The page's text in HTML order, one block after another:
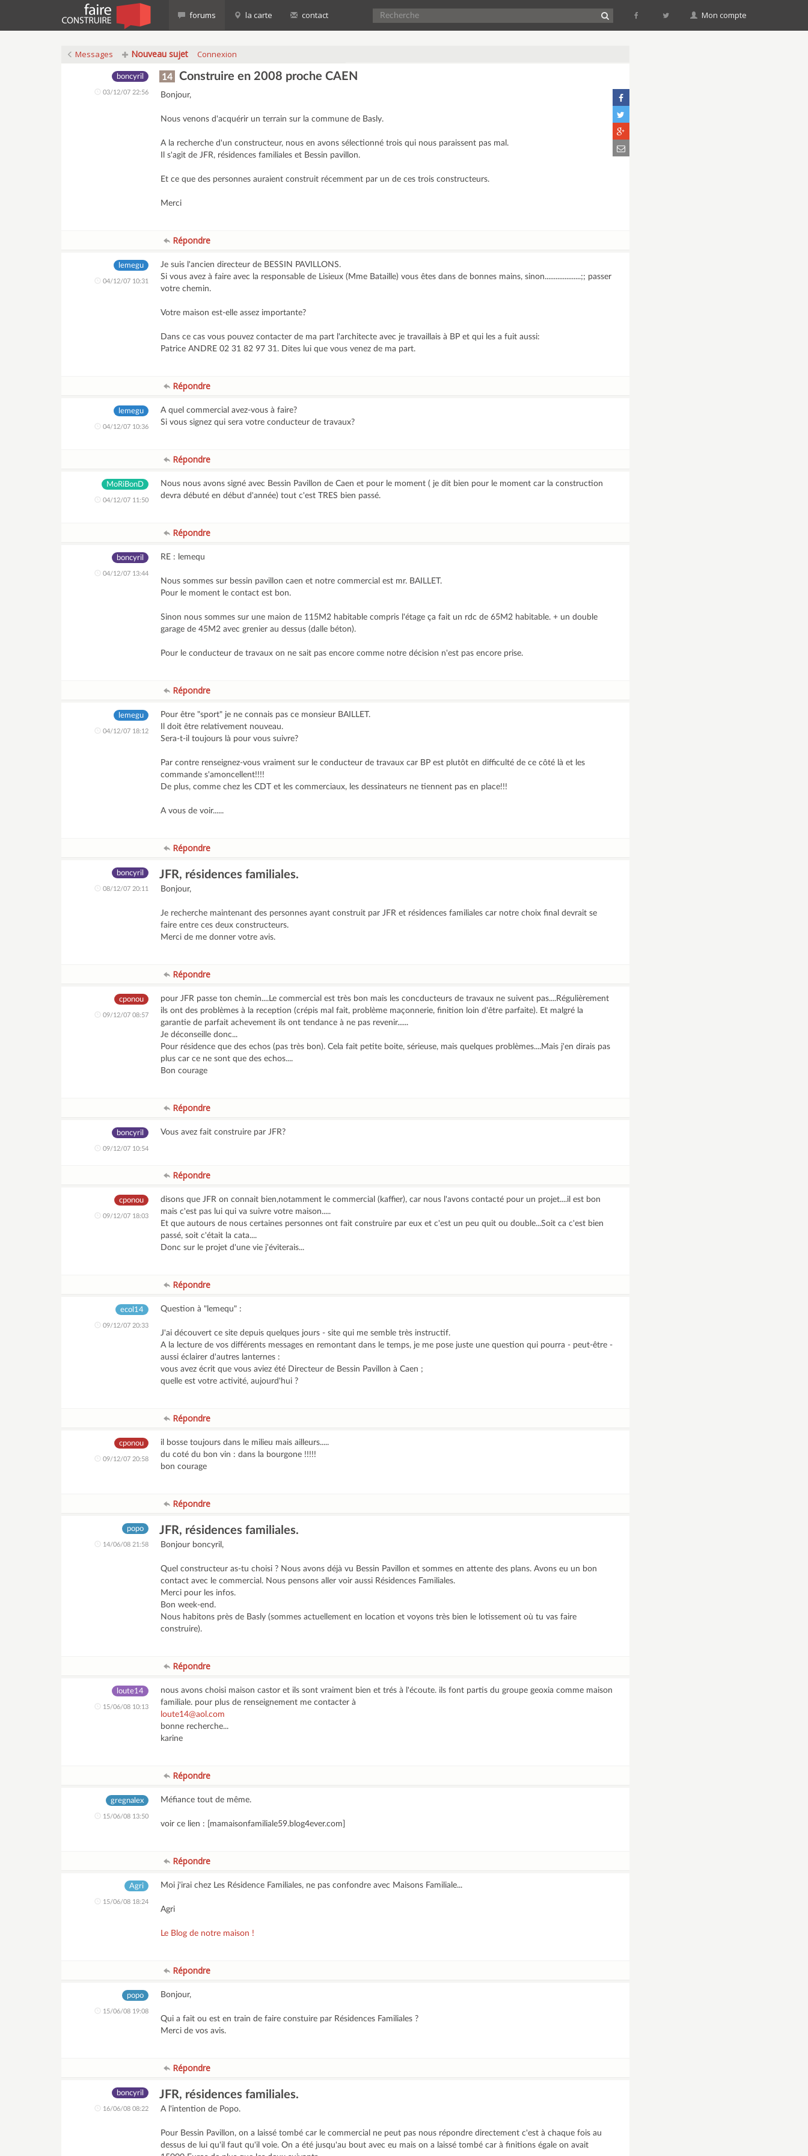
forums la carte contact Mon compte
Messages Nouveau sujet Connexion
boncyril
03/12/07 22:56
14 Construire en 2008 proche CAEN
Bonjour,
Nous venons d'acquérir un terrain sur la commune de Basly.
A la recherche d'un constructeur, nous en avons sélectionné trois qui nous paraissent pas mal.
Il s'agit de JFR, résidences familiales et Bessin pavillon.
Et ce que des personnes auraient construit récemment par un de ces trois constructeurs.
Merci
Répondre
lemegu
04/12/07 10:31
Je suis l'ancien directeur de BESSIN PAVILLONS.
Si vous avez à faire avec la responsable de Lisieux (Mme Bataille) vous êtes dans de bonnes mains, sinon....................;; passer
votre chemin.
Votre maison est-elle assez importante?
Dans ce cas vous pouvez contacter de ma part l'architecte avec je travaillais à BP et qui les a fuit aussi:
Patrice ANDRE 02 31 82 97 31. Dites lui que vous venez de ma part.
Répondre
lemegu
04/12/07 10:36
A quel commercial avez-vous à faire?
Si vous signez qui sera votre conducteur de travaux?
Répondre
MoRiBonD
04/12/07 11:50
Nous nous avons signé avec Bessin Pavillon de Caen et pour le moment ( je dit bien pour le moment car la construction
devra débuté en début d'année) tout c'est TRES bien passé.
Répondre
boncyril
04/12/07 13:44
RE : lemequ
Nous sommes sur bessin pavillon caen et notre commercial est mr. BAILLET.
Pour le moment le contact est bon.
Sinon nous sommes sur une maion de 115M2 habitable compris l'étage ça fait un rdc de 65M2 habitable. + un double
garage de 45M2 avec grenier au dessus (dalle béton).
Pour le conducteur de travaux on ne sait pas encore comme notre décision n'est pas encore prise.
Répondre
lemegu
04/12/07 18:12
Pour être "sport" je ne connais pas ce monsieur BAILLET.
Il doit être relativement nouveau.
Sera-t-il toujours là pour vous suivre?
Par contre renseignez-vous vraiment sur le conducteur de travaux car BP est plutôt en difficulté de ce côté là et les
commande s'amoncellent!!!!
De plus, comme chez les CDT et les commerciaux, les dessinateurs ne tiennent pas en place!!!
A vous de voir......
Répondre
boncyril
08/12/07 20:11
JFR, résidences familiales.
Bonjour,
Je recherche maintenant des personnes ayant construit par JFR et résidences familiales car notre choix final devrait se
faire entre ces deux constructeurs.
Merci de me donner votre avis.
Répondre
cponou
09/12/07 08:57
pour JFR passe ton chemin....Le commercial est très bon mais les concducteurs de travaux ne suivent pas....Régulièrement
ils ont des problèmes à la reception (crépis mal fait, problème maçonnerie, finition loin d'être parfaite). Et malgré la
garantie de parfait achevement ils ont tendance à ne pas revenir......
Je déconseille donc...
Pour résidence que des echos (pas très bon). Cela fait petite boite, sérieuse, mais quelques problèmes....Mais j'en dirais pas
plus car ce ne sont que des echos....
Bon courage
Répondre
boncyril
09/12/07 10:54
Vous avez fait construire par JFR?
Répondre
cponou
09/12/07 18:03
disons que JFR on connait bien,notamment le commercial (kaffier), car nous l'avons contacté pour un projet....il est bon
mais c'est pas lui qui va suivre votre maison.....
Et que autours de nous certaines personnes ont fait construire par eux et c'est un peu quit ou double...Soit ca c'est bien
passé, soit c'était la cata....
Donc sur le projet d'une vie j'éviterais...
Répondre
ecol14
09/12/07 20:33
Question à "lemequ" :
J'ai découvert ce site depuis quelques jours - site qui me semble très instructif.
A la lecture de vos différents messages en remontant dans le temps, je me pose juste une question qui pourra - peut-être -
aussi éclairer d'autres lanternes :
vous avez écrit que vous aviez été Directeur de Bessin Pavillon à Caen ;
quelle est votre activité, aujourd'hui ?
Répondre
cponou
09/12/07 20:58
il bosse toujours dans le milieu mais ailleurs.....
du coté du bon vin : dans la bourgone !!!!!
bon courage
Répondre
popo
14/06/08 21:58
JFR, résidences familiales.
Bonjour boncyril,
Quel constructeur as-tu choisi ? Nous avons déjà vu Bessin Pavillon et sommes en attente des plans. Avons eu un bon
contact avec le commercial. Nous pensons aller voir aussi Résidences Familiales.
Merci pour les infos.
Bon week-end.
Nous habitons près de Basly (sommes actuellement en location et voyons très bien le lotissement où tu vas faire
construire).
Répondre
loute14
15/06/08 10:13
nous avons choisi maison castor et ils sont vraiment bien et trés à l'écoute. ils font partis du groupe geoxia comme maison
familiale. pour plus de renseignement me contacter à
loute14@aol.com
bonne recherche...
karine
Répondre
gregnalex
15/06/08 13:50
Méfiance tout de même.
voir ce lien : [mamaisonfamiliale59.blog4ever.com]
Répondre
Agri
15/06/08 18:24
Moi j'irai chez Les Résidence Familiales, ne pas confondre avec Maisons Familiale...
Agri
Le Blog de notre maison !
Répondre
popo
15/06/08 19:08
Bonjour,
Qui a fait ou est en train de faire constuire par Résidences Familiales ?
Merci de vos avis.
Répondre
boncyril
16/06/08 08:22
JFR, résidences familiales.
A l'intention de Popo.
Pour Bessin Pavillon, on a laissé tombé car le commercial ne peut pas nous répondre directement c'est à chaque fois au
dessus de lui qu'il faut qu'il voie. On a été jusqu'au bout avec eu mais on a laissé tombé car à finitions égale on avait